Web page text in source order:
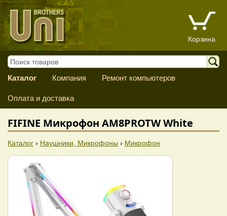
Корзина
Каталог Компания Ремонт компьютеров
Оплата и доставка
FIFINE Микрофон AM8PROTW White
Каталог › Наушники, Микрофоны › Микрофон